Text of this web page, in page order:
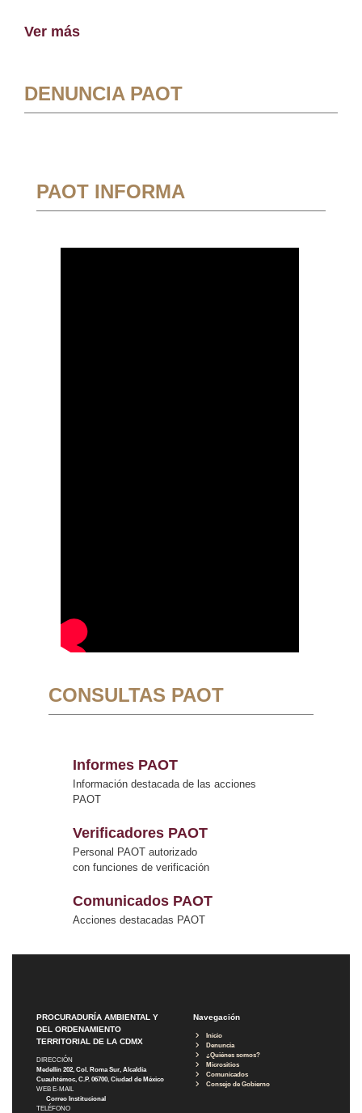
Ver más
DENUNCIA PAOT
PAOT INFORMA
CONSULTAS PAOT
Informes PAOT
Información destacada de las acciones
PAOT
Verificadores PAOT
Personal PAOT autorizado
con funciones de verificación
Comunicados PAOT
Acciones destacadas PAOT
PROCURADURÍA AMBIENTAL Y
DEL ORDENAMIENTO
TERRITORIAL DE LA CDMX
DIRECCIÓN
Medellín 202, Col. Roma Sur, Alcaldía
Cuauhtémoc, C.P. 06700, Ciudad de México
WEB E-MAIL
Correo Institucional
TELÉFONO
Navegación
Inicio
Denuncia
¿Quiénes somos?
Micrositios
Comunicados
Consejo de Gobierno